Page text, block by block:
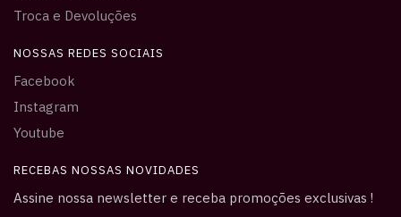
Troca e Devoluções
NOSSAS REDES SOCIAIS
Facebook
Instagram
Youtube
RECEBAS NOSSAS NOVIDADES
Assine nossa newsletter e receba promoções exclusivas !